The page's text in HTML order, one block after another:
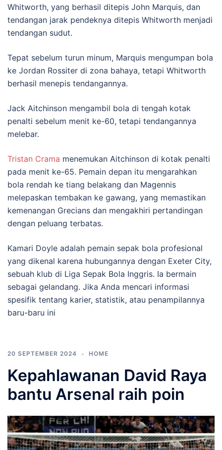
Whitworth, yang berhasil ditepis John Marquis, dan
tendangan jarak pendeknya ditepis Whitworth menjadi
tendangan sudut.
Tepat sebelum turun minum, Marquis mengumpan bola
ke Jordan Rossiter di zona bahaya, tetapi Whitworth
berhasil menepis tendangannya.
Jack Aitchinson mengambil bola di tengah kotak
penalti sebelum menit ke-60, tetapi tendangannya
melebar.
Tristan Crama menemukan Aitchinson di kotak penalti
pada menit ke-65. Pemain depan itu mengarahkan
bola rendah ke tiang belakang dan Magennis
melepaskan tembakan ke gawang, yang memastikan
kemenangan Grecians dan mengakhiri pertandingan
dengan peluang terbatas.
Kamari Doyle adalah pemain sepak bola profesional
yang dikenal karena hubungannya dengan Exeter City,
sebuah klub di Liga Sepak Bola Inggris. Ia bermain
sebagai gelandang. Jika Anda mencari informasi
spesifik tentang karier, statistik, atau penampilannya
baru-baru ini
20 SEPTEMBER 2024 HOME
Kepahlawanan David Raya
bantu Arsenal raih poin